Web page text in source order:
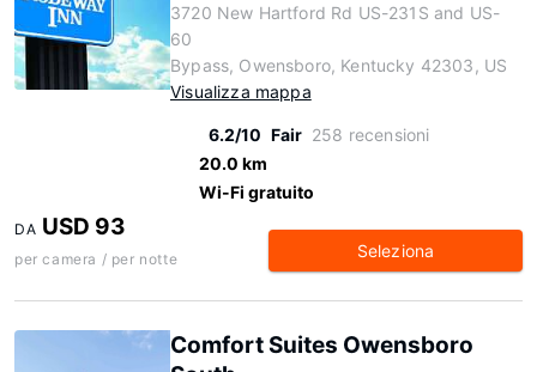
3720 New Hartford Rd US-231S and US-
60
Bypass, Owensboro, Kentucky 42303, US
Visualizza mappa
6.2/10 Fair 258 recensioni
20.0 km
Wi-Fi gratuito
DA USD 93
per camera / per notte Seleziona
Comfort Suites Owensboro